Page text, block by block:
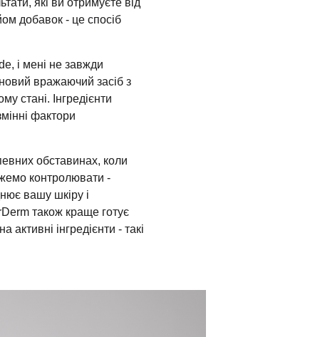
добавок - це спосіб
і мені не завжди
вражаючий засіб з
стані. Інгредієнти
фактори
обставинах, коли
контролювати -
вашу шкіру і
також краще готує
активні інгредієнти - такі